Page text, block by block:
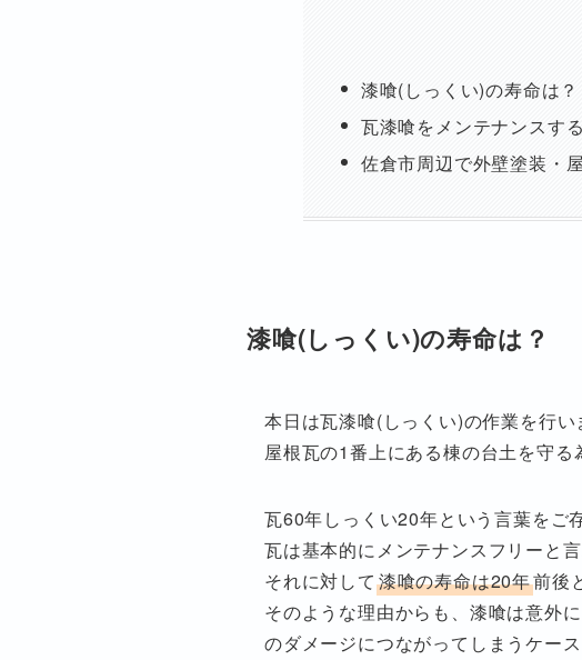
漆喰(しっくい)の寿命は？
瓦漆喰をメンテナンスす
佐倉市周辺で外壁塗装・
漆喰(しっくい)の寿命は？
本日は瓦漆喰(しっくい)の作業を行い
屋根瓦の1番上にある棟の台土を守る
瓦60年しっくい20年という言葉をご
瓦は基本的にメンテナンスフリーと
それに対して 漆喰の寿命は20年前後
そのような理由からも、漆喰は意外
のダメージにつながってしまうケース